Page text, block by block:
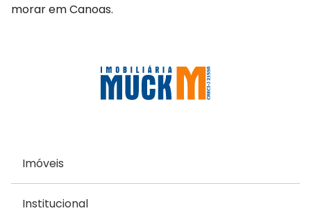
morar em Canoas.
Imóveis
Institucional